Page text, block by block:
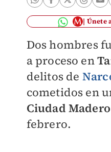
Únete
Dos hombres
a proceso en
delitos de
cometidos en
Ciudad Madero
febrero.